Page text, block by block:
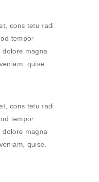
cons tetu radi
tempor
magna
quise.
cons tetu radi
tempor
magna
quise.